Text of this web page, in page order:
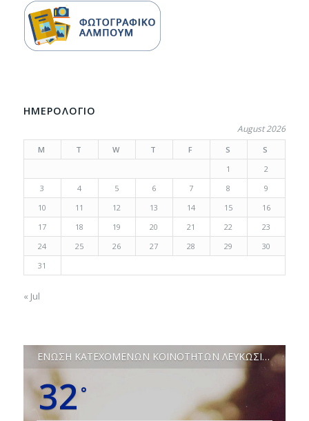
ΗΜΕΡΟΛΟΓΙΟ
August 2026
M T W T F S
S
1
2
3
4 5 6 7 8
9
10
11 12 13 14 15
16
17
18 19 20 21 22
23
24
25 26 27 28 29
30
31
« Jul
ΕΝΩΣΗ ΚΑΤΕΧΟΜΕΝΩΝ ΚΟΙΝΟΤΗΤΩΝ ΛΕΥΚΩΣΙΑΣ
32 °